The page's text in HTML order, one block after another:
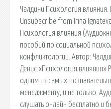
Чалдини Психология влияния.
Unsubscribe from Irina
Психология влияния
пособий по социальной
конфликтологии. Автор:
Денис «Психология влияния»
одним из самых
менеджменту, и не только.
слушать онлайн бесплатно и